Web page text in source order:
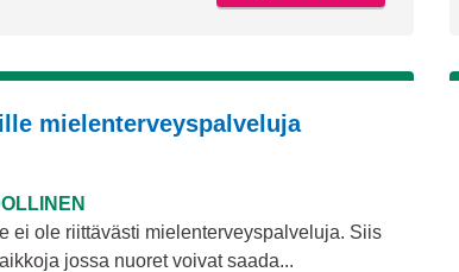
mielenterveyspalveluja
ei ole riittävästi mielenterveyspalveluja. Siis
jossa nuoret voivat saada...